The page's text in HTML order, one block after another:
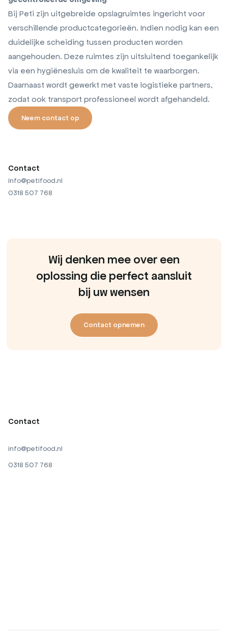
Contact
info@petifood.nl
0318 507 768
Bij Peti zijn uitgebreide opslagruimtes ingericht voor
verschillende productcategorieën. Indien nodig kan een
duidelijke scheiding tussen producten worden
aangehouden. Deze ruimtes zijn uitsluitend toegankelijk
via een hygiënesluis om de kwaliteit te waarborgen.
Daarnaast wordt gewerkt met vaste logistieke partners,
zodat ook transport professioneel wordt afgehandeld.
Neem contact op
Neem contact op
Wij denken mee over een
oplossing die perfect aansluit
bij uw wensen
Contact opnemen
Contact opnemen
Contact
info@petifood.nl
0318 507 768